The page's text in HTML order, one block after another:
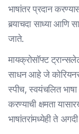
भाषांतर प्रदान
बर्‍याचदा साध्या आणि
जाते.
मायक्रोसॉफ्ट
साधन आहे जे
स्पीच, स्वयंचलित
करण्याची क्षमता
भाषांतरांमध्‍येही ते